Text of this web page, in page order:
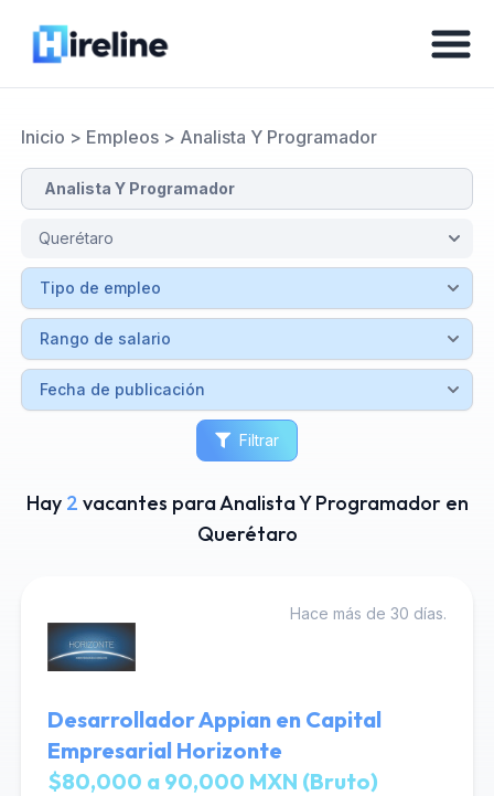
Inicio > Empleos> Analista Y Programador
Filtrar
Hay 2 vacantes para Analista Y Programador en
Querétaro
Hace más de 30 días.
Desarrollador Appian en Capital
Empresarial Horizonte
$80,000 a 90,000 MXN (Bruto)